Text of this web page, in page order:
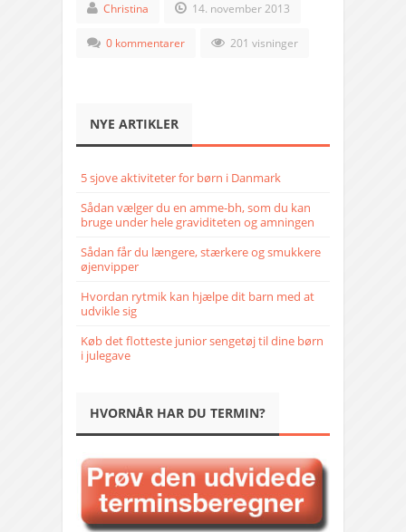
Christina 14. november 2013
0 kommentarer 201 visninger
NYE ARTIKLER
5 sjove aktiviteter for børn i Danmark
Sådan vælger du en amme-bh, som du kan
bruge under hele graviditeten og amningen
Sådan får du længere, stærkere og smukkere
øjenvipper
Hvordan rytmik kan hjælpe dit barn med at
udvikle sig
Køb det flotteste junior sengetøj til dine børn
i julegave
HVORNÅR HAR DU TERMIN?